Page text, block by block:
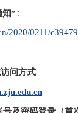
知”：
2020/0211/
问方式